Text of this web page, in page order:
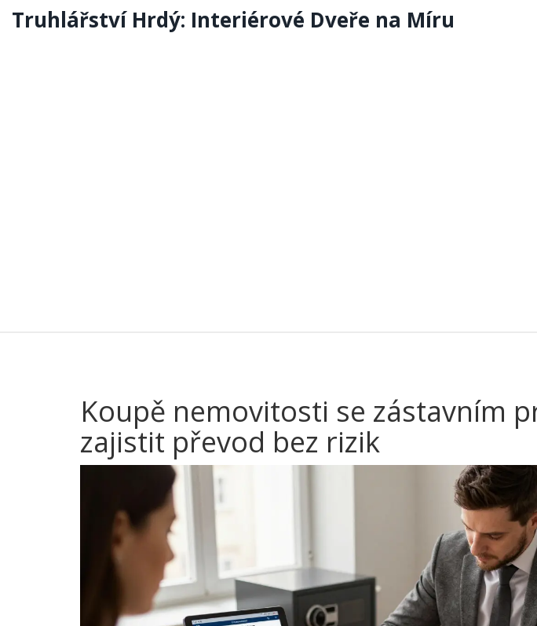
Truhlářství Hrdý: Interiérové Dveře na Míru
Koupě nemovitosti se zástavním
zajistit převod bez rizik